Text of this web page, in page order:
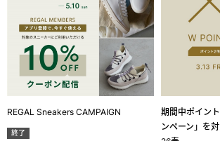
REGAL Sneakers CAMPAIGN
終了
期間中ポイン
ンペーン」を